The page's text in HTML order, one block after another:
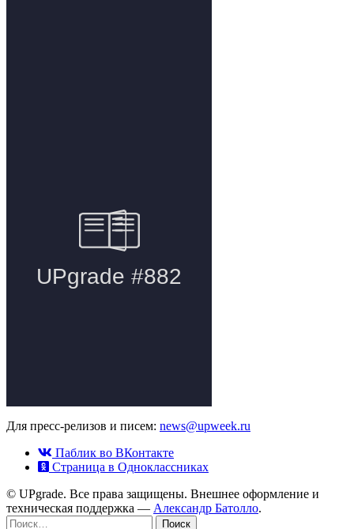
Для пресс-релизов и писем: news@upweek.ru
Паблик во ВКонтакте
Страница в Одноклассниках
© UPgrade. Все права защищены. Внешнее оформление и
техническая поддержка — Александр Батолло.
Найти: